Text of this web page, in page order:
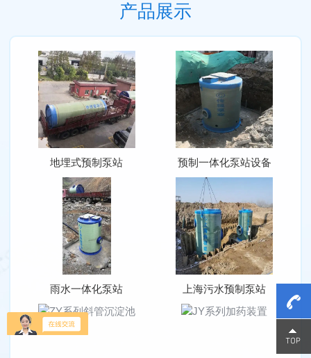
产品展示
地埋式预制泵站 预制一体化泵站设备
雨水一体化泵站 上海污水预制泵站